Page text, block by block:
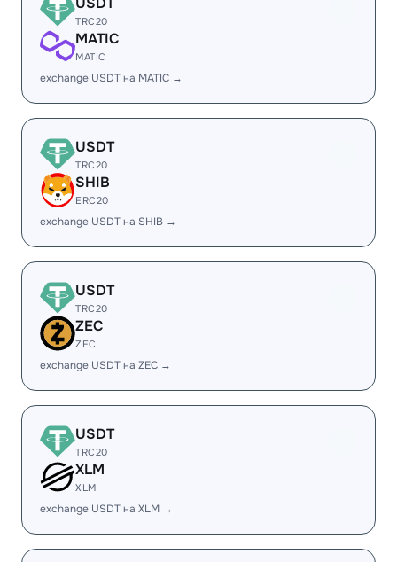
TRC20
MATIC
MATIC
exchange USDT на MATIC →
USDT
TRC20
SHIB
ERC20
exchange USDT на SHIB →
USDT
TRC20
ZEC
ZEC
exchange USDT на ZEC →
USDT
TRC20
XLM
XLM
exchange USDT на XLM →